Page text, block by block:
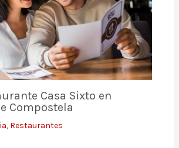
Casa Sixto en
Compostela
, Restaurantes